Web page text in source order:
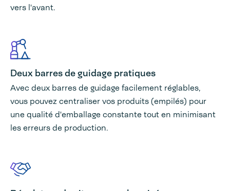
vers l'avant.
Deux barres de guidage pratiques
Avec deux barres de guidage facilement réglables,
vous pouvez centraliser vos produits (empilés) pour
une qualité d'emballage constante tout en minimisant
les erreurs de production.